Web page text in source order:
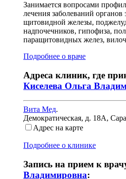
Занимается вопросами
лечения заболеваний
щитовидной железы,
надпочечников, гипофиза,
паращитовидных желез,
Подробнее о враче
Адреса клиник, где
Киселева Ольга
Вита Мед.
Демократическая, д. 18А,
Адрес на карте
Подробнее о клинике
Запись на прием к
Владимировна: